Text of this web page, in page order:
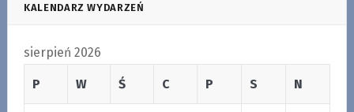
KALENDARZ WYDARZEŃ
sierpień 2026
P W Ś C P S N